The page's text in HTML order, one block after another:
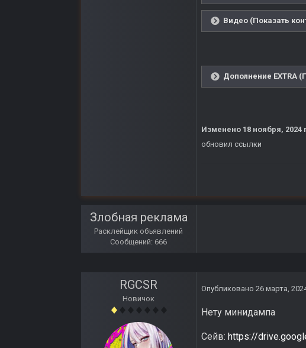
Видео (Показать
Дополнение EXTRA
Изменено 18 ноября, 2024
обновил ссылки
Злобная реклама
Расклейщик объявлений
Сообщений: 666
RGCSR
Новичок
Опубликовано 26 марта,
Нету минидампа
Сейв: https://